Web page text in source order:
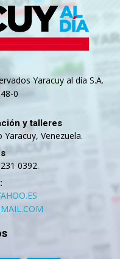
Yaracuy al día S.A.
0
y talleres
Venezuela.
0392.